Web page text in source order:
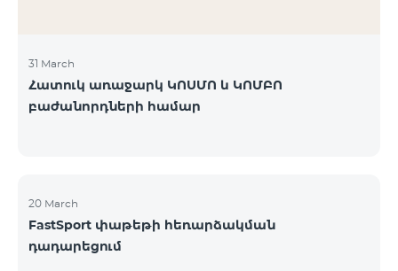
31 March
Հատուկ առաջարկ ԿՈՍՄՈ և ԿՈՄԲՈ
բաժանորդների համար
20 March
FastSport փաթեթի հեռարձակման
դադարեցում